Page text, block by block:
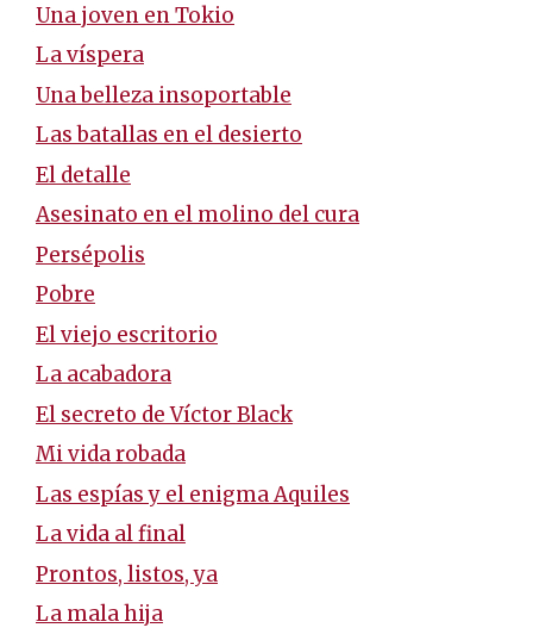
Una joven en Tokio
La víspera
Una belleza insoportable
Las batallas en el desierto
El detalle
Asesinato en el molino del cura
Persépolis
Pobre
El viejo escritorio
La acabadora
El secreto de Víctor Black
Mi vida robada
Las espías y el enigma Aquiles
La vida al final
Prontos, listos, ya
La mala hija